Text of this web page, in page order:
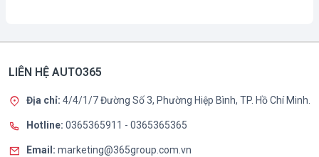
LIÊN HỆ AUTO365
Địa chỉ: 4/4/1/7 Đường Số 3, Phường Hiệp Bình, TP. Hồ Chí Minh.
Hotline: 0365365911 - 0365365365
Email: marketing@365group.com.vn